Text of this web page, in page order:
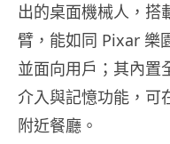
出的桌面機械人，搭
臂，能如同 Pixar 樂
並面向用戶；其內置
介入與記憶功能，可
附近餐廳。